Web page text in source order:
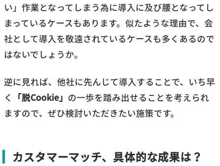
唯一利用不可だったのが、2021年1月で利用を止めて
おり、総額や運用日数は基準をクリアしていたもの
の、直近のアクティビティがないアカウントでした。
利用条件を満たしている場合
Google広告アカウント自体が、カスタマーマッチの
ネージャー」から、データセグメントタブより新規追
い」作業となってしまう為に導入に及び腰となってし
まっているケースもあります。似たような理由で、会
社として導入を敬遠されているケースも多くあるので
はないでしょうか。
逆に見れば、他社に先んじて導入することで、いち早
く
「脱Cookie」 の一歩を踏み出せることを考えられ
ますので、ぜひ検討いただきたい施策です。
カスタマーマッチ、具体的な成果は？